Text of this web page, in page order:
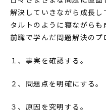
解決していきながら成長し
タルトのように寝ながら
前職で学んだ問題解決のプ
１、事実を確認する。
２、問題点を明確にする。
３、原因を究明する。